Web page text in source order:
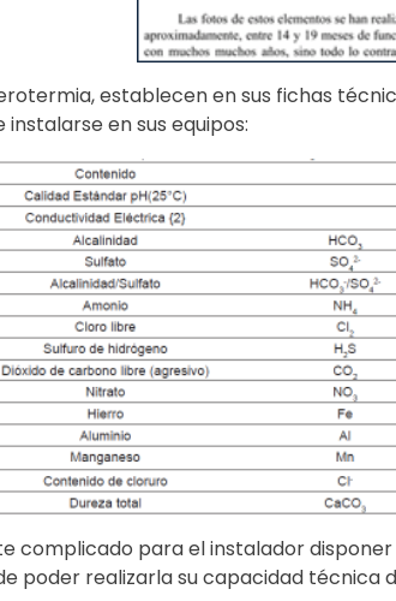
establecen en sus fichas
en sus equipos:
complicado para el instalador
poder realizarla su capacidad